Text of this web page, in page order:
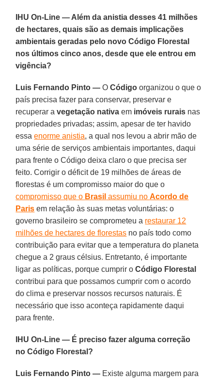
IHU On-Line — Além da anistia desses 41 milhões
de hectares, quais são as demais implicações
ambientais geradas pelo novo Código Florestal
nos últimos cinco anos, desde que ele entrou em
vigência?
Luis Fernando Pinto — OCódigo organizou o que o
país precisa fazer para conservar, preservar e
recuperar avegetação nativa em imóveis rurais nas
propriedades privadas; assim, apesar de ter havido
essaenorme anistia, a qual nos levou a abrir mão de
uma série de serviços ambientais importantes, daqui
para frente o Código deixa claro o que precisa ser
feito. Corrigir o déficit de 19 milhões de áreas de
florestas é um compromisso maior do que o
compromisso que o Brasil assumiu noAcordo de
Paris em relação às suas metas voluntárias: o
governo brasileiro se comprometeu a restaurar 12
milhões de hectares de florestas no país todo como
contribuição para evitar que a temperatura do planeta
chegue a 2 graus célsius. Entretanto, é importante
ligar as políticas, porque cumprir oCódigo Florestal
contribui para que possamos cumprir com o acordo
do clima e preservar nossos recursos naturais. É
necessário que isso aconteça rapidamente daqui
para frente.
IHU On-Line — É preciso fazer alguma correção
no Código Florestal?
Luis Fernando Pinto — Existe alguma margem para